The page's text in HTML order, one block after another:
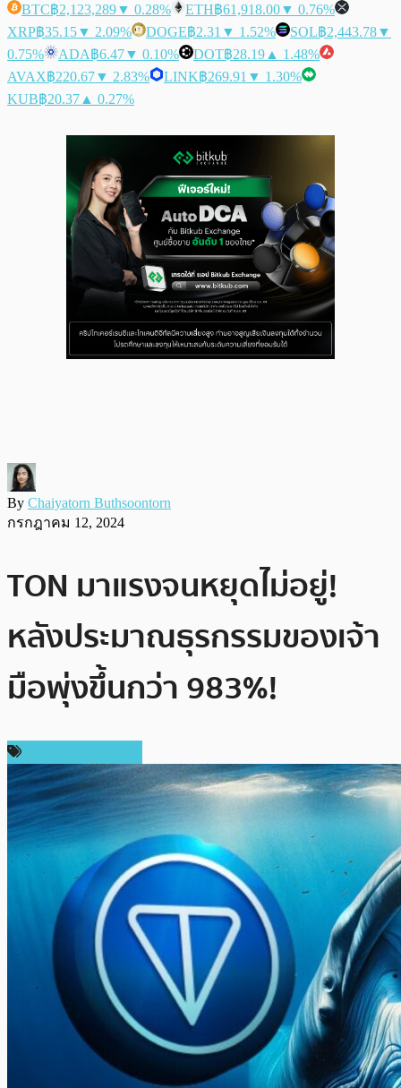
BTC฿2,123,289▼ 0.28% ETH฿61,918.00▼ 0.76%
XRP฿35.15▼ 2.09% DOGE฿2.31 ▼ 1.52% SOL฿2,443.78▼
0.75%
ADA฿6.47▼ 0.10% DOT฿28.19 ▲ 1.48%
AVAX฿220.67▼ 2.83% LINK฿269.91 ▼ 1.30%
KUB฿20.37 ▲ 0.27%
By Chaiyatorn Buthsoontorn
กรกฎาคม 12, 2024
TON มาแรงจนหยุดไม่อยู่!
หลังประมาณธุรกรรมของเจ้า
มือพุ่งขึ้นกว่า 983%!